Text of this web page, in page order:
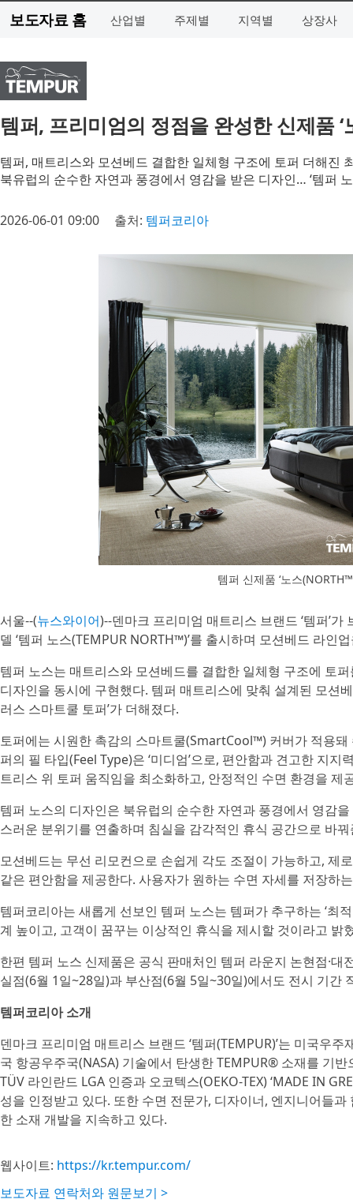
보도자료 홈 산업별 주제별 지역별 상장사
템퍼, 프리미엄의 정점을 완성한 신제품 ‘
템퍼, 매트리스와 모션베드 결합한 일체형 구조에 토퍼 더해진
북유럽의 순수한 자연과 풍경에서 영감을 받은 디자인… ‘템퍼
2026-06-01 09:00 출처: 템퍼코리아
템퍼 신제품 ‘노스
서울--(뉴스와이어)--덴마크 프리미엄 매트리스 브랜드 ‘템퍼’
델 ‘템퍼 노스(TEMPUR NORTH™)’를 출시하며 모션베드 라인
템퍼 노스는 매트리스와 모션베드를 결합한 일체형 구조에 토
디자인을 동시에 구현했다. 템퍼 매트리스에 맞춰 설계된 모션
러스 스마트쿨 토퍼’가 더해졌다.
토퍼에는 시원한 촉감의 스마트쿨(SmartCool™) 커버가 적용
퍼의 필 타입(Feel Type)은 ‘미디엄’으로, 편안함과 견고한 지
트리스 위 토퍼 움직임을 최소화하고, 안정적인 수면 환경을 제
템퍼 노스의 디자인은 북유럽의 순수한 자연과 풍경에서 영감
스러운 분위기를 연출하며 침실을 감각적인 휴식 공간으로 바
모션베드는 무선 리모컨으로 손쉽게 각도 조절이 가능하고,
같은 편안함을 제공한다. 사용자가 원하는 수면 자세를 저장하
템퍼코리아는 새롭게 선보인 템퍼 노스는 템퍼가 추구하는 ‘최
계 높이고, 고객이 꿈꾸는 이상적인 휴식을 제시할 것이라고 밝
한편 템퍼 노스 신제품은 공식 판매처인 템퍼 라운지 논현점·대
실점(6월 1일~28일)과 부산점(6월 5일~30일)에서도 전시 기간
템퍼코리아 소개
덴마크 프리미엄 매트리스 브랜드 ‘템퍼(TEMPUR)’는 미국우
국 항공우주국(NASA) 기술에서 탄생한 TEMPUR® 소재를 기
TÜV 라인란드 LGA 인증과 오코텍스(OEKO-TEX) ‘MADE IN
성을 인정받고 있다. 또한 수면 전문가, 디자이너, 엔지니어들
한 소재 개발을 지속하고 있다.
웹사이트: https://kr.tempur.com/
보도자료 연락처와 원문보기 >